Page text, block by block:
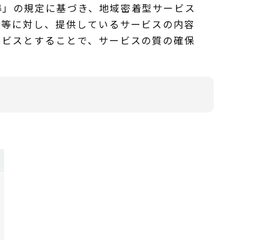
の規定に基づき、地域密着型サービス
に対し、提供しているサービスの内容
スとすることで、サービスの質の確保